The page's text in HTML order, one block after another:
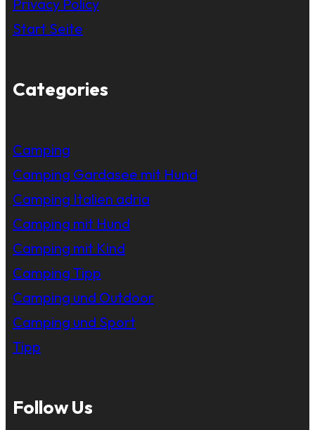
Privacy Policy
Start Seite
Categories
Camping
Camping Gardasee mit Hund
Camping Italien adria
Camping mit Hund
Camping mit Kind
Camping Tipp
Camping und Outdoor
Camping und Sport
Tipp
Follow Us